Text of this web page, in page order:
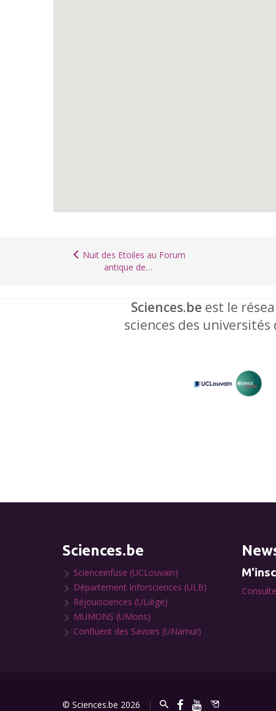
Nuit des Etoiles au Forum
antique de…
Sciences.be est le
sciences des
Sciences.be
Scienceinfuse (UCLouvain)
Département Inforsciences (ULB)
Réjouisciences (ULiège)
MUMONS (UMons)
Confluent des Savoirs (UNamur)
© Sciences.be 2026 |